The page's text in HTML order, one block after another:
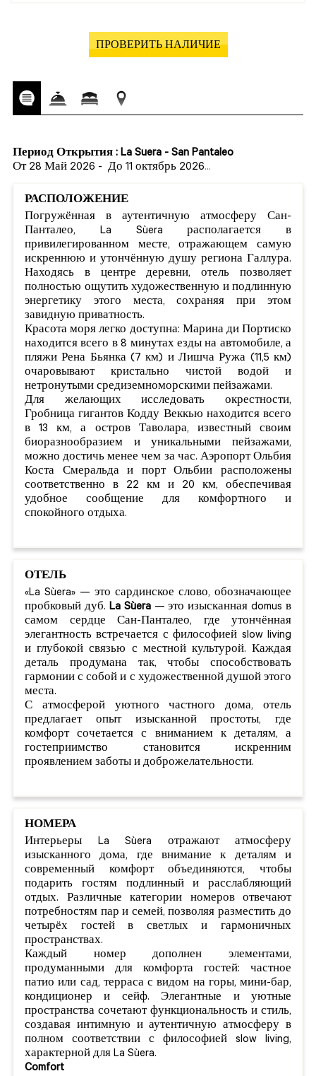
ПРОВЕРИТЬ НАЛИЧИЕ
Период Открытия : La Suera - San Pantaleo
От 28 Май 2026 - До 11 октябрь 2026...
РАСПОЛОЖЕНИЕ
Погружённая в аутентичную атмосферу Сан-
Панталео, La Sùera располагается в
привилегированном месте, отражающем самую
искреннюю и утончённую душу региона Галлура.
Находясь в центре деревни, отель позволяет
полностью ощутить художественную и подлинную
энергетику этого места, сохраняя при этом
завидную приватность.
Красота моря легко доступна: Марина ди Портиско
находится всего в 8 минутах езды на автомобиле, а
пляжи Рена Бьянка (7 км) и Лишча Ружа (11,5 км)
очаровывают кристально чистой водой и
нетронутыми средиземноморскими пейзажами.
Для желающих исследовать окрестности,
Гробница гигантов Кодду Веккью находится всего
в 13 км, а остров Таволара, известный своим
биоразнообразием и уникальными пейзажами,
можно достичь менее чем за час. Аэропорт Ольбия
Коста Смеральда и порт Ольбии расположены
соответственно в 22 км и 20 км, обеспечивая
удобное сообщение для комфортного и
спокойного отдыха.
ОТЕЛЬ
«La Sùera» — это сардинское слово, обозначающее
пробковый дуб. La Sùera— это изысканная domus в
самом сердце Сан-Панталео, где утончённая
элегантность встречается с философией slow living
и глубокой связью с местной культурой. Каждая
деталь продумана так, чтобы способствовать
гармонии с собой и с художественной душой этого
места.
С атмосферой уютного частного дома, отель
предлагает опыт изысканной простоты, где
комфорт сочетается с вниманием к деталям, а
гостеприимство становится искренним
проявлением заботы и доброжелательности.
НОМЕРА
Интерьеры La Sùera отражают атмосферу
изысканного дома, где внимание к деталям и
современный комфорт объединяются, чтобы
подарить гостям подлинный и расслабляющий
отдых. Различные категории номеров отвечают
потребностям пар и семей, позволяя разместить до
четырёх гостей в светлых и гармоничных
пространствах.
Каждый номер дополнен элементами,
продуманными для комфорта гостей: частное
патио или сад, терраса с видом на горы, мини-бар,
кондиционер и сейф. Элегантные и уютные
пространства сочетают функциональность и стиль,
создавая интимную и аутентичную атмосферу в
полном соответствии с философией slow living,
характерной для La Sùera.
Comfort